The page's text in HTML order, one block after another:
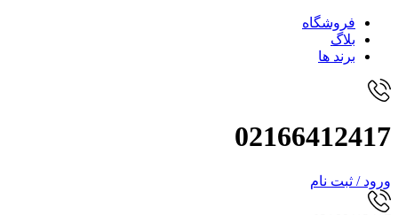
فروشگاه
بلاگ
برند ها
02166412417
ورود / ثبت نام